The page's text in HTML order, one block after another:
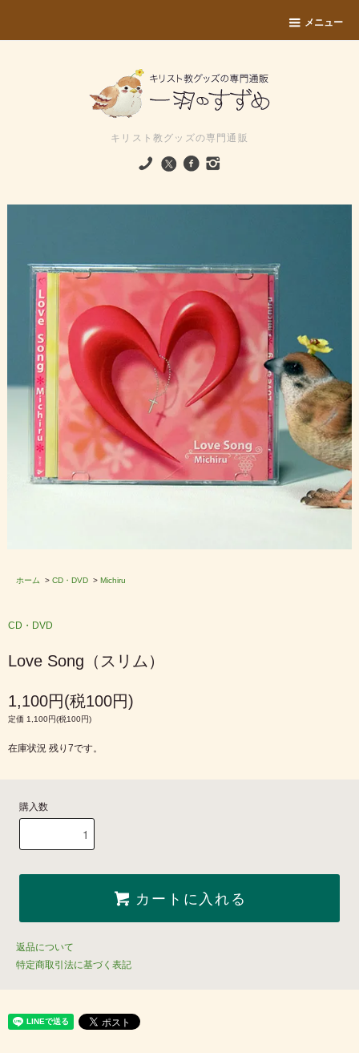
メニュー
キリスト教グッズの専門通販
ホーム > CD・DVD > Michiru
CD・DVD
Love Song（スリム）
1,100円(税100円)
定価 1,100円(税100円)
在庫状況 残り7です。
購入数
カートに入れる
返品について
特定商取引法に基づく表記